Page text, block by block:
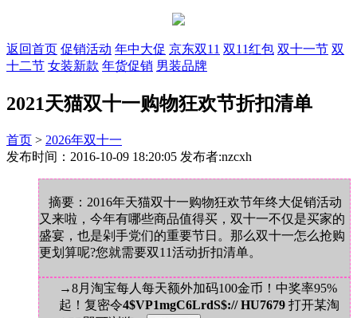
返回首页 促销活动 年中大促 京东双11 双11红包 双十一节 双
十二节 女装新款 年货促销 男装品牌
2021天猫双十一购物狂欢节折扣清单
首页 > 2026年双十一
发布时间：2016-10-09 18:20:05 发布者:nzcxh
摘要：2016年天猫双十一购物狂欢节年终大促销活动
又来啦，今年有哪些商品值得买，双十一不仅是买家的
盛宴，也是剁手党们的重要节日。那么双十一怎么抢购
更划算呢?您就需要双11活动折扣清单。
→8月淘宝每人每天额外加码100金币！中奖率95%
起！复密令4$VP1mgC6LrdS$:// HU7679 打开某淘